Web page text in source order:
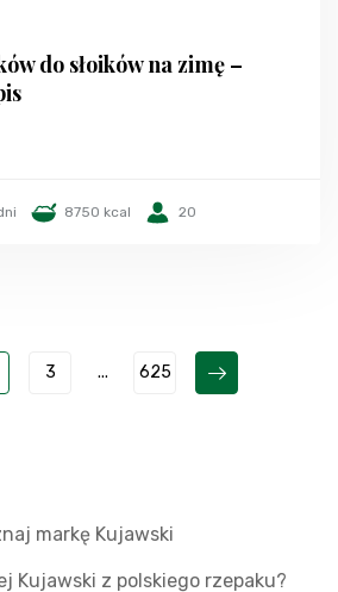
do słoików na zimę –
8750 kcal 20
3 ... 625
markę Kujawski
Kujawski z polskiego rzepaku?